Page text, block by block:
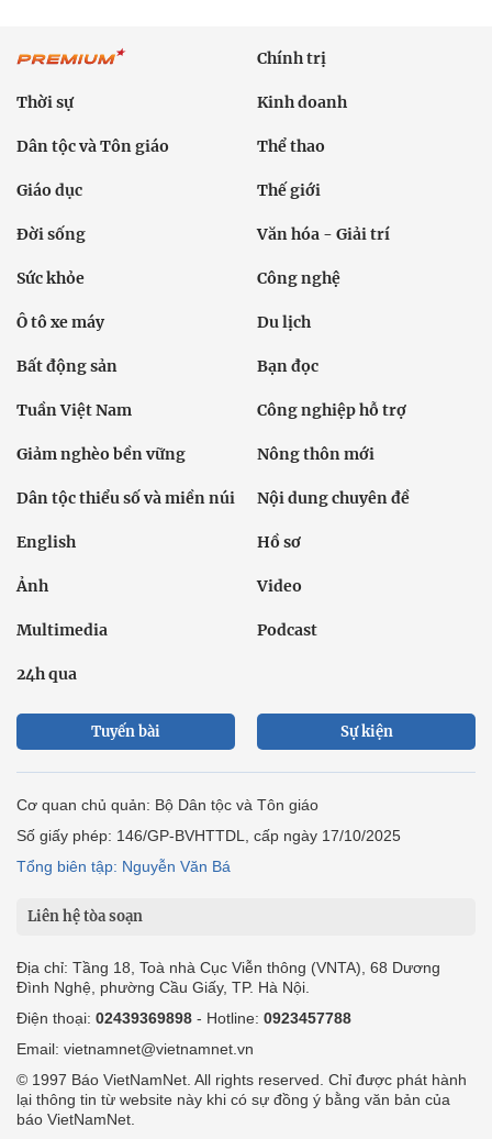
Chính trị
Thời sự Kinh doanh
Dân tộc và Tôn giáo Thể thao
Giáo dục Thế giới
Đời sống Văn hóa - Giải trí
Sức khỏe Công nghệ
Ô tô xe máy Du lịch
Bất động sản Bạn đọc
Tuần Việt Nam Công nghiệp hỗ trợ
Giảm nghèo bền vững Nông thôn mới
Dân tộc thiểu số và miền núi Nội dung chuyên đề
English Hồ sơ
Ảnh Video
Multimedia Podcast
24h qua
Tuyến bài Sự kiện
Cơ quan chủ quản: Bộ Dân tộc và Tôn giáo
Số giấy phép: 146/GP-BVHTTDL, cấp ngày 17/10/2025
Tổng biên tập: Nguyễn Văn Bá
Liên hệ tòa soạn
Địa chỉ: Tầng 18, Toà nhà Cục Viễn thông (VNTA), 68 Dương
Đình Nghệ, phường Cầu Giấy, TP. Hà Nội.
Điện thoại: 02439369898 - Hotline: 0923457788
Email: vietnamnet@vietnamnet.vn
© 1997 Báo VietNamNet. All rights reserved. Chỉ được phát hành
lại thông tin từ website này khi có sự đồng ý bằng văn bản của
báo VietNamNet.